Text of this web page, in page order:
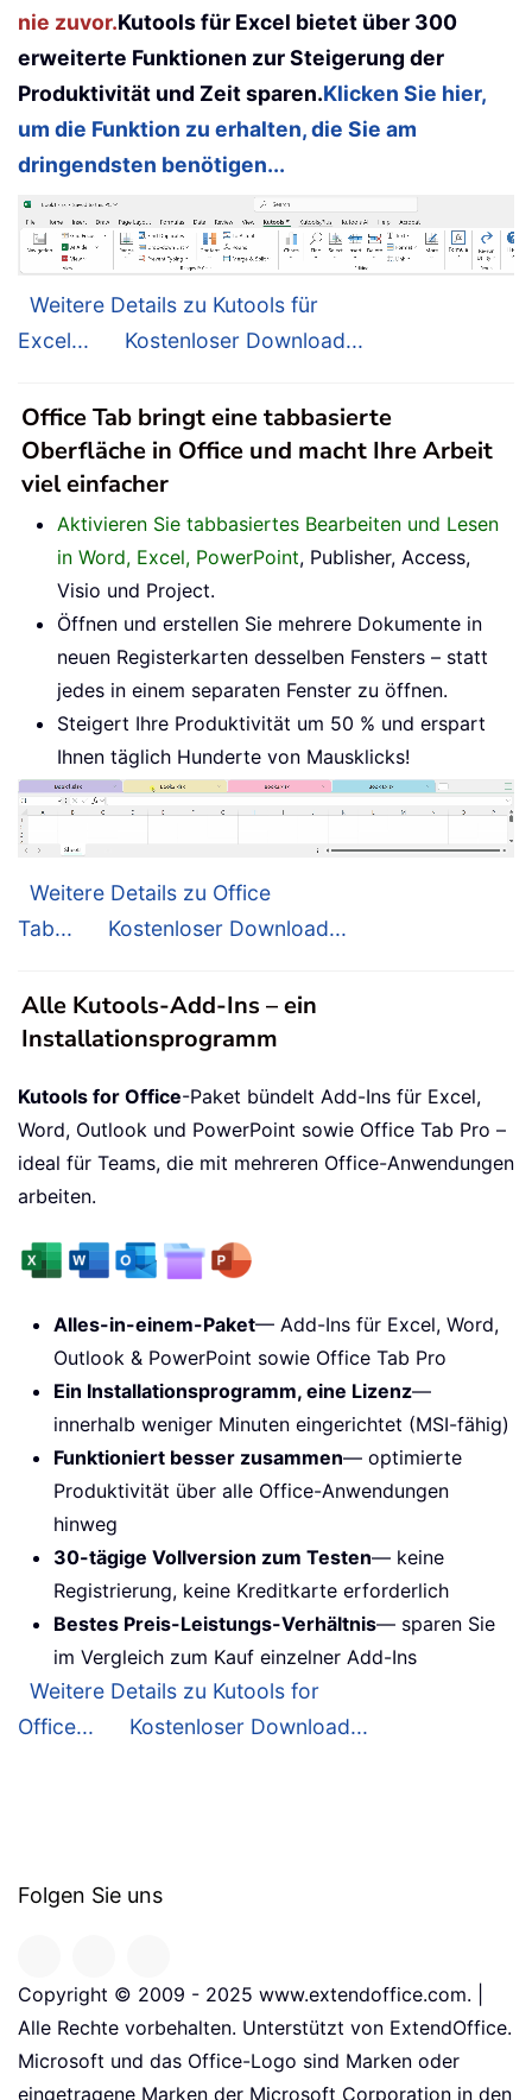
nie zuvor.Kutools für Excel bietet über 300
erweiterte Funktionen zur Steigerung der
Produktivität und Zeit sparen.Klicken Sie hier,
um die Funktion zu erhalten, die Sie am
dringendsten benötigen...
Weitere Details zu Kutools für
Excel...
Kostenloser Download...
Office Tab bringt eine tabbasierte
Oberfläche in Office und macht Ihre Arbeit
viel einfacher
Aktivieren Sie tabbasiertes Bearbeiten und Lesen
in Word, Excel, PowerPoint, Publisher, Access,
Visio und Project.
Öffnen und erstellen Sie mehrere Dokumente in
neuen Registerkarten desselben Fensters – statt
jedes in einem separaten Fenster zu öffnen.
Steigert Ihre Produktivität um 50 % und erspart
Ihnen täglich Hunderte von Mausklicks!
Weitere Details zu Office
Tab...
Kostenloser Download...
Alle Kutools-Add-Ins – ein
Installationsprogramm
Kutools for Office-Paket bündelt Add-Ins für Excel,
Word, Outlook und PowerPoint sowie Office Tab Pro –
ideal für Teams, die mit mehreren Office-Anwendungen
arbeiten.
Alles-in-einem-Paket— Add-Ins für Excel, Word,
Outlook & PowerPoint sowie Office Tab Pro
Ein Installationsprogramm, eine Lizenz—
innerhalb weniger Minuten eingerichtet (MSI-fähig)
Funktioniert besser zusammen— optimierte
Produktivität über alle Office-Anwendungen
hinweg
30-tägige Vollversion zum Testen— keine
Registrierung, keine Kreditkarte erforderlich
Bestes Preis-Leistungs-Verhältnis— sparen Sie
im Vergleich zum Kauf einzelner Add-Ins
Weitere Details zu Kutools for
Office...
Kostenloser Download...
Folgen Sie uns
Copyright © 2009 - 2025 www.extendoffice.com. |
Alle Rechte vorbehalten. Unterstützt von ExtendOffice.
Microsoft und das Office-Logo sind Marken oder
eingetragene Marken der Microsoft Corporation in den